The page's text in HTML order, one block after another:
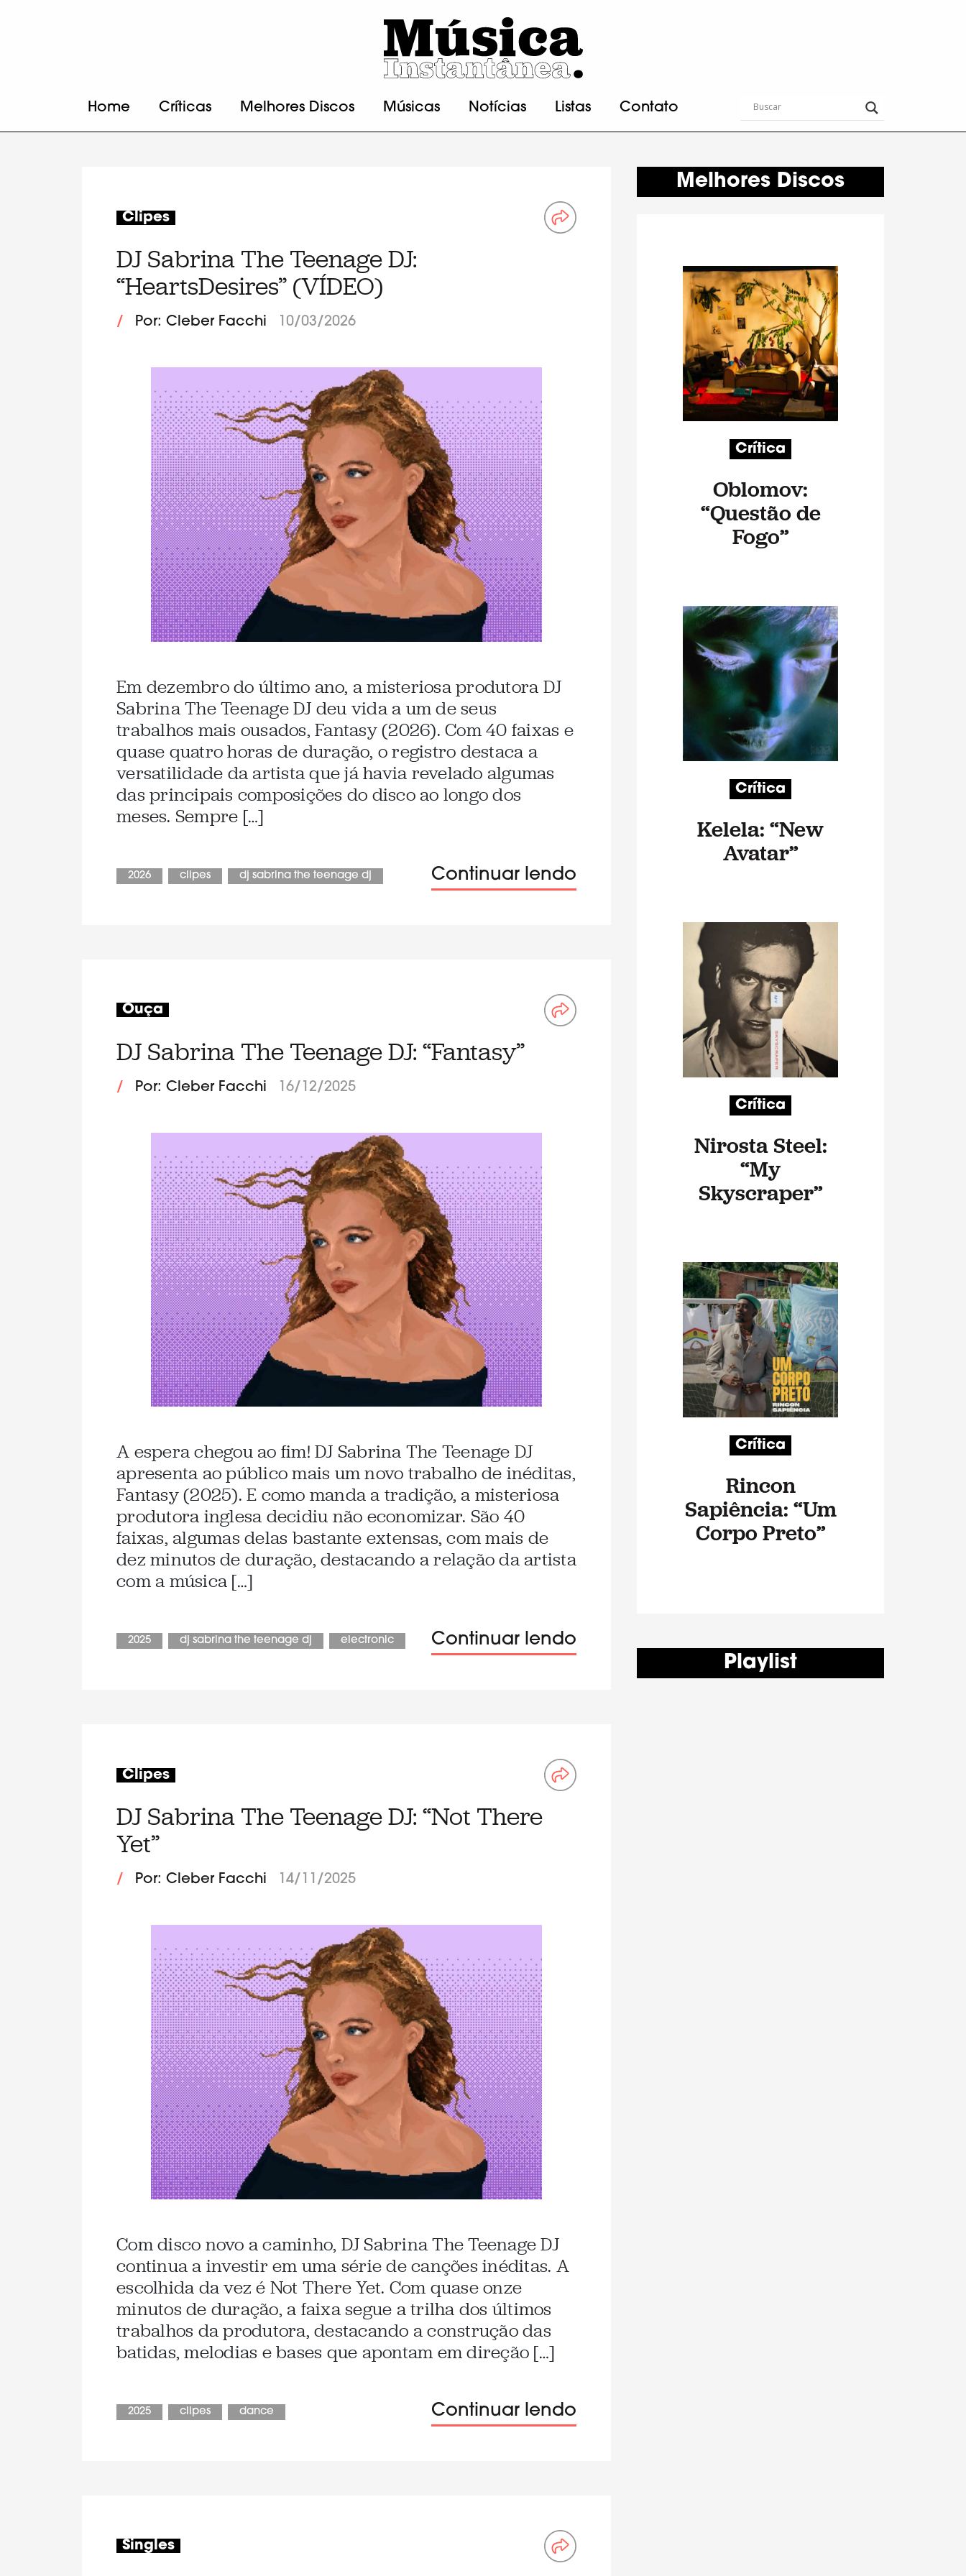
Home Críticas Melhores Discos Músicas Notícias Listas Contato
Clipes
DJ Sabrina The Teenage DJ:
“HeartsDesires” (VÍDEO)
/ Por: Cleber Facchi 10/03/2026
Em dezembro do último ano, a misteriosa produtora DJ
Sabrina The Teenage DJ deu vida a um de seus
trabalhos mais ousados, Fantasy (2026). Com 40 faixas e
quase quatro horas de duração, o registro destaca a
versatilidade da artista que já havia revelado algumas
das principais composições do disco ao longo dos
meses. Sempre […]
2026 clipes dj sabrina the teenage dj Continuar lendo
Ouça
DJ Sabrina The Teenage DJ: “Fantasy”
/ Por: Cleber Facchi 16/12/2025
A espera chegou ao fim! DJ Sabrina The Teenage DJ
apresenta ao público mais um novo trabalho de inéditas,
Fantasy (2025). E como manda a tradição, a misteriosa
produtora inglesa decidiu não economizar. São 40
faixas, algumas delas bastante extensas, com mais de
dez minutos de duração, destacando a relação da artista
com a música […]
2025 dj sabrina the teenage dj electronic Continuar lendo
Clipes
DJ Sabrina The Teenage DJ: “Not There
Yet”
/ Por: Cleber Facchi 14/11/2025
Com disco novo a caminho, DJ Sabrina The Teenage DJ
continua a investir em uma série de canções inéditas. A
escolhida da vez é Not There Yet. Com quase onze
minutos de duração, a faixa segue a trilha dos últimos
trabalhos da produtora, destacando a construção das
batidas, melodias e bases que apontam em direção […]
2025 clipes dance Continuar lendo
Singles
Melhores Discos
Crítica
Oblomov:
“Questão de
Fogo”
Crítica
Kelela: “New
Avatar”
Crítica
Nirosta Steel:
“My
Skyscraper”
Crítica
Rincon
Sapiência: “Um
Corpo Preto”
Playlist